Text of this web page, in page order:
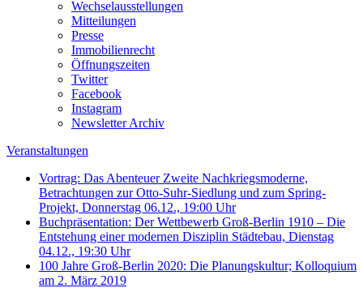
Wechselausstellungen
Mitteilungen
Presse
Immobilienrecht
Öffnungszeiten
Twitter
Facebook
Instagram
Newsletter Archiv
Veranstaltungen
Vortrag: Das Abenteuer Zweite Nachkriegsmoderne,
Betrachtungen zur Otto-Suhr-Siedlung und zum Spring-
Projekt, Donnerstag 06.12., 19:00 Uhr
Buchpräsentation: Der Wettbewerb Groß-Berlin 1910 – Die
Entstehung einer modernen Disziplin Städtebau, Dienstag
04.12., 19:30 Uhr
100 Jahre Groß-Berlin 2020: Die Planungskultur; Kolloquium
am 2. März 2019